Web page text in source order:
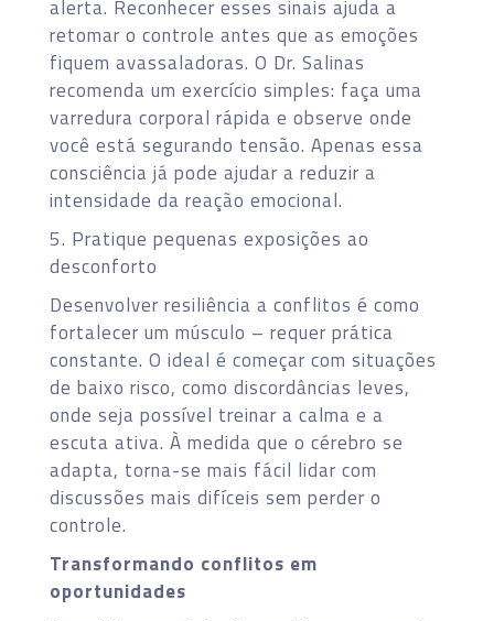
alerta. Reconhecer esses sinais ajuda a
retomar o controle antes que as emoções
fiquem avassaladoras. O Dr. Salinas
recomenda um exercício simples: faça uma
varredura corporal rápida e observe onde
você está segurando tensão. Apenas essa
consciência já pode ajudar a reduzir a
intensidade da reação emocional.
5. Pratique pequenas exposições ao
desconforto
Desenvolver resiliência a conflitos é como
fortalecer um músculo – requer prática
constante. O ideal é começar com situações
de baixo risco, como discordâncias leves,
onde seja possível treinar a calma e a
escuta ativa. À medida que o cérebro se
adapta, torna-se mais fácil lidar com
discussões mais difíceis sem perder o
controle.
Transformando conflitos em
oportunidades